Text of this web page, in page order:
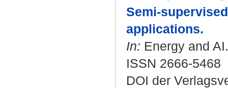
Semi-
applications.
In: Energy and
ISSN 2666-5468
DOI der